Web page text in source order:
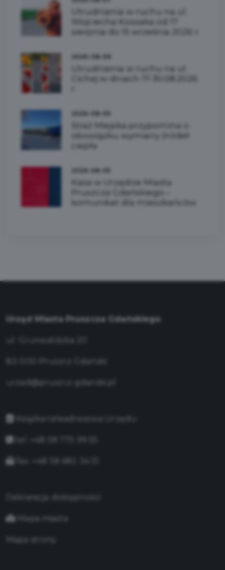
Utrudnienia w ruchu na ul.
Wojciecha Kossaka od 17
sierpnia do 15 września 2026 r.
2026-08-06
Utrudnienia w ruchu na ul.
Cichej w dniach 17-30.08.2026
2026-08-05
Straż Miejska przypomina o
obowiązku wymiany źródeł
ciepła
2026-08-05
Kasa w Urzędzie Miasta
Pruszcza Gdańskiego –
komunikat dla mieszkańców
Urząd Miasta Pruszcza Gdańskiego
urzad@pruszcz-gdanski.pl
Książka teleadresowa Urzędu
Deklaracja dostępności
Mapa miasta
Mapa strony